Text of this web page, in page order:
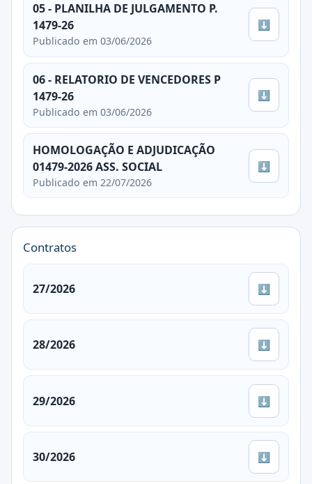
05 - PLANILHA DE JULGAMENTO P.
1479-26
Publicado em 03/06/2026
⬇
06 - RELATORIO DE VENCEDORES P
1479-26
Publicado em 03/06/2026
⬇
HOMOLOGAÇÃO E ADJUDICAÇÃO
01479-2026 ASS. SOCIAL
Publicado em 22/07/2026
⬇
Contratos
27/2026 ⬇
28/2026 ⬇
29/2026 ⬇
30/2026 ⬇